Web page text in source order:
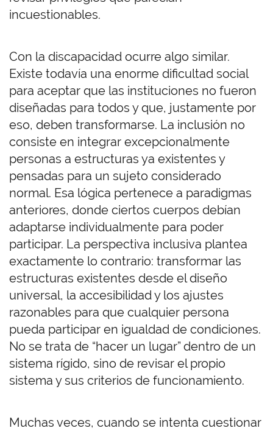
incuestionables.
Con la discapacidad ocurre algo similar.
Existe todavía una enorme dificultad social
para aceptar que las instituciones no fueron
diseñadas para todos y que, justamente por
eso, deben transformarse. La inclusión no
consiste en integrar excepcionalmente
personas a estructuras ya existentes y
pensadas para un sujeto considerado
normal. Esa lógica pertenece a paradigmas
anteriores, donde ciertos cuerpos debían
adaptarse individualmente para poder
participar. La perspectiva inclusiva plantea
exactamente lo contrario: transformar las
estructuras existentes desde el diseño
universal, la accesibilidad y los ajustes
razonables para que cualquier persona
pueda participar en igualdad de condiciones.
No se trata de “hacer un lugar” dentro de un
sistema rígido, sino de revisar el propio
sistema y sus criterios de funcionamiento.
Muchas veces, cuando se intenta cuestionar